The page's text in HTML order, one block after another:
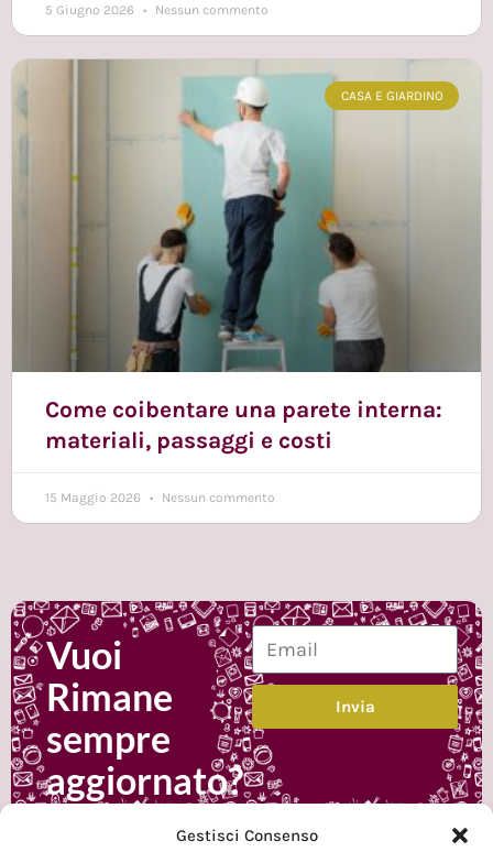
Gestisci Consenso
5 Giugno 2026 Nessun commento
CASA E GIARDINO
Come coibentare una parete interna:
materiali, passaggi e costi
15 Maggio 2026 Nessun commento
Vuoi
Rimane
sempre
aggiornato?
Invia